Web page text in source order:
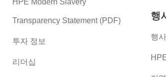
HPE Modern Slavery
Transparency Statement (PDF)
투자 정보
리더십
행
행사